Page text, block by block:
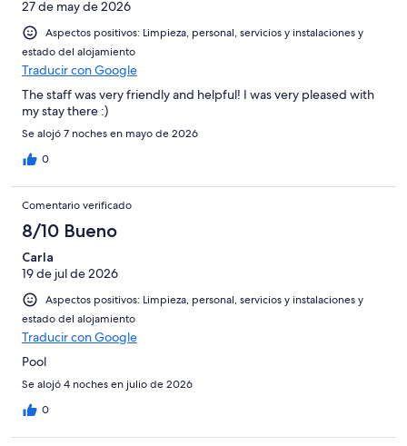
27 de may de 2026
Aspectos positivos: Limpieza, personal, servicios y instalaciones y
estado del alojamiento
Traducir con Google
The staff was very friendly and helpful! I was very pleased with
my stay there :)
Se alojó 7 noches en mayo de 2026
0
Comentario verificado
8/10 Bueno
Carla
19 de jul de 2026
Aspectos positivos: Limpieza, personal, servicios y instalaciones y
estado del alojamiento
Traducir con Google
Pool
Se alojó 4 noches en julio de 2026
0